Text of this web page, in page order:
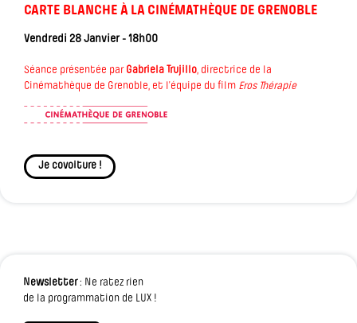
CARTE BLANCHE À LA CINÉMATHÈQUE DE GRENOBLE
Vendredi 28 Janvier - 18h00
Séance présentée par Gabriela Trujillo, directrice de la
Cinémathèque de Grenoble, et l’équipe du film Eros Thérapie
Je covoiture !
Newsletter: Ne ratez rien
de la programmation de LUX !